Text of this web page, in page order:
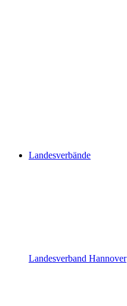
Landesverbände
Landesverband Hannover